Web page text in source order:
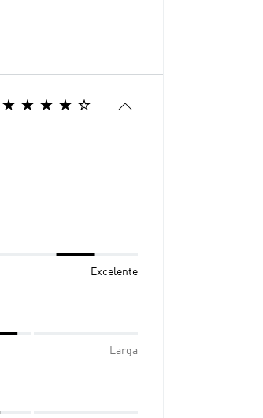
Excelente
Larga